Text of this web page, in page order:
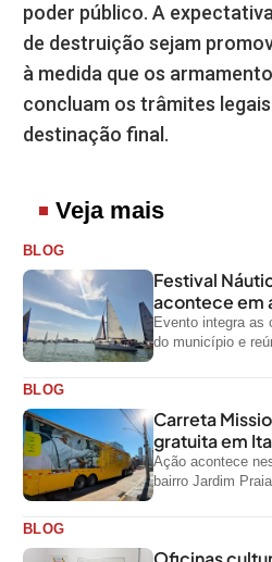
poder público. A
de destruição sejam
à medida que os
concluam os trâmites
destinação final.
Veja mais
BLOG
Festival
acontece em
Evento integra as
do município e
BLOG
Carreta
gratuita em
Ação acontece
bairro Jardim
BLOG